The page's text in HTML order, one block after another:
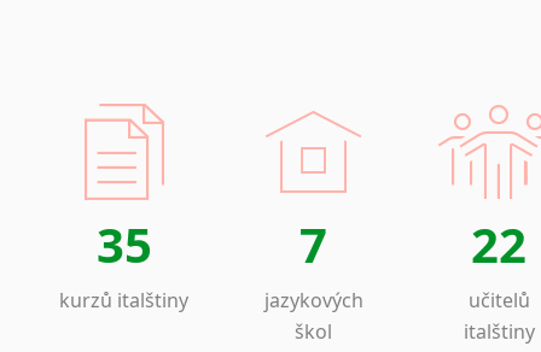
35
kurzů italštiny
7
jazykových
škol
22
učitelů
italštiny